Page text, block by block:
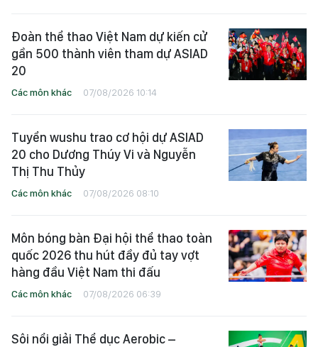
Đoàn thể thao Việt Nam dự kiến cử
gần 500 thành viên tham dự ASIAD
20
Các môn khác 07/08/2026 10:14
Tuyển wushu trao cơ hội dự ASIAD
20 cho Dương Thúy Vi và Nguyễn
Thị Thu Thủy
Các môn khác 07/08/2026 08:10
Môn bóng bàn Đại hội thể thao toàn
quốc 2026 thu hút đầy đủ tay vợt
hàng đầu Việt Nam thi đấu
Các môn khác 07/08/2026 06:39
Sôi nổi giải Thể dục Aerobic –